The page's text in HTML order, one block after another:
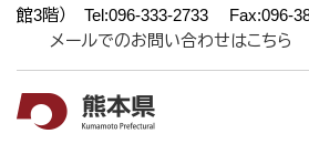
館3階） Tel:096-333-2733 Fax:096-
メールでのお問い合わせはこちら